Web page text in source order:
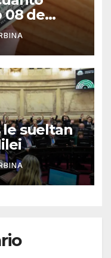
08 de
sueltan